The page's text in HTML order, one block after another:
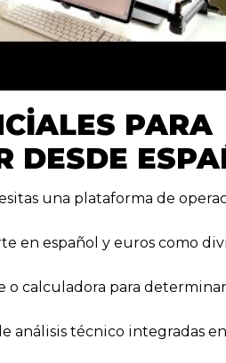
PARA
DESDE
una plataforma de
en español y euros como
o calculadora para
análisis técnico integradas